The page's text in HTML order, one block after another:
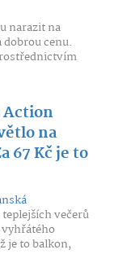
narazit na
cenu.
na
67 Kč je to
večerů
je to balkon,